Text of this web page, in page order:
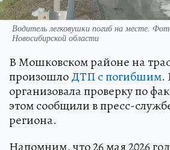
Водитель легковушки погиб на месте.
Новосибирской области
В Мошковском районе на
произошлоДТП с погибшим.
организовала проверку по
этом сообщили в пресс-
региона.
Напомним, что 26 мая 2026